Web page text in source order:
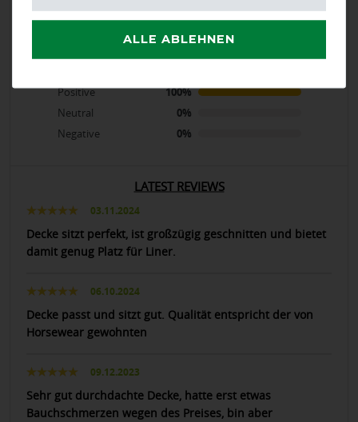
calculated from 7 customer reviews
Positive
100%
Neutral
0%
Negative
0%
LATEST REVIEWS
03.11.2024
Decke sitzt perfekt, ist großzügig geschnitten und bietet
damit genug Platz für Liner.
06.10.2024
Decke passt und sitzt gut. Qualität entspricht der von
Horsewear gewohnten
09.12.2023
Sehr gut durchdachte Decke, hatte erst etwas
Bauchschmerzen wegen des Preises, bin aber
ALLE ABLEHNEN